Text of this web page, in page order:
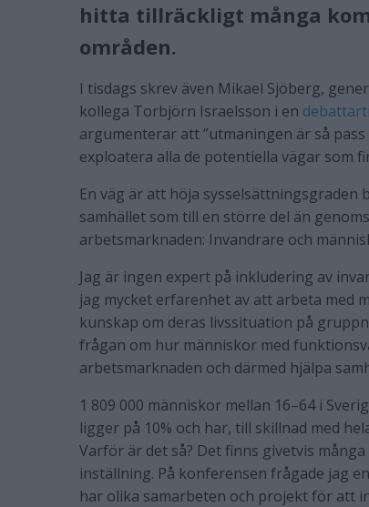
hitta tillräckligt många
områden.
I tisdags skrev även Mikael Sjöberg,
kollega Torbjörn Israelsson i en
argumenterar att ”utmaningen är så
exploatera alla de potentiella vägar som
En väg är att höja
samhället som till en större del än
arbetsmarknaden: Invandrare och
Jag är ingen expert på inkludering av
jag mycket erfarenhet av att arbeta med
kunskap om deras livssituation på
frågan om hur människor med
arbetsmarknaden och därmed hjälpa
1 809 000 människor mellan 16–64 i
ligger på 10% och har, till skillnad med
Varför är det så? Det finns givetvis
inställning. På konferensen frågade jag
har olika samarbeten och projekt för att